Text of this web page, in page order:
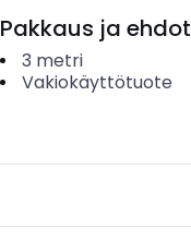
Pakkaus ja ehdot
3 metri
Vakiokäyttötuote